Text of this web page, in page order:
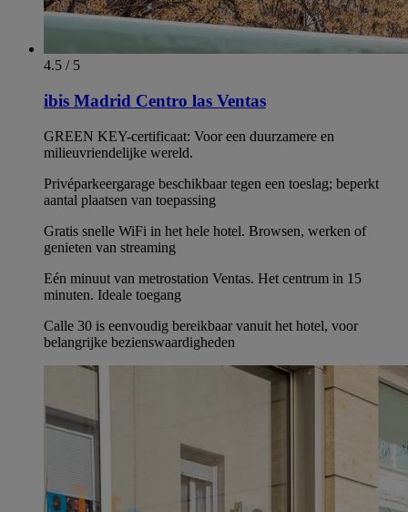
4.5 / 5
ibis Madrid Centro las Ventas
GREEN KEY-certificaat: Voor een duurzamere en
milieuvriendelijke wereld.
Privéparkeergarage beschikbaar tegen een toeslag; beperkt
aantal plaatsen van toepassing
Gratis snelle WiFi in het hele hotel. Browsen, werken of
genieten van streaming
Eén minuut van metrostation Ventas. Het centrum in 15
minuten. Ideale toegang
Calle 30 is eenvoudig bereikbaar vanuit het hotel, voor
belangrijke bezienswaardigheden